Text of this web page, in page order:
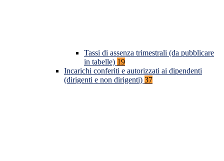
Tassi di assenza trimestrali (da pubblicare
in tabelle) 19
Incarichi conferiti e autorizzati ai dipendenti
(dirigenti e non dirigenti) 37